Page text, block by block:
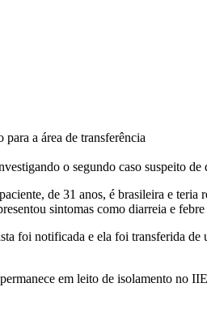
a área de transferência
o segundo caso suspeito
de 31 anos, é brasileira e
sintomas como diarreia e
foi notificada e ela foi transferida
em leito de isolamento no